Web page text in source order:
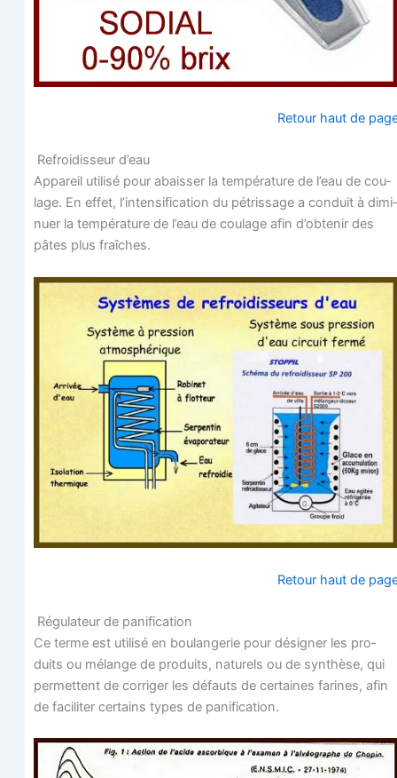
Retour haut de
Refroi­dis­seur d’eau
Appa­reil uti­li­sé pour abais­ser la tem­pé­ra­ture de l’eau de cou­
lage. En effet, l’intensification du pétris­sage a conduit à dimi­
nuer la tem­pé­ra­ture de l’eau de cou­lage afin d’obtenir des
pâtes plus fraîches.
Retour haut de
Régu­la­teur de panification
Ce terme est uti­li­sé en bou­lan­ge­rie pour dési­gner les pro­
duits ou mélange de pro­duits, natu­rels ou de syn­thèse, qui
per­mettent de cor­ri­ger les défauts de cer­taines farines, afin
de faci­li­ter cer­tains types de panification.